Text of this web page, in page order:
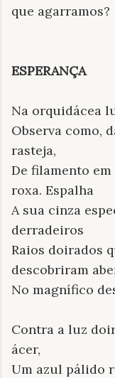
que agarramos?
ESPERANÇA
Na orquidácea
Observa como,
rasteja,
De filamento
roxa. Espalha
A sua cinza
derradeiros
Raios doirados
descobriram
No magnífico
Contra a luz
ácer,
Um azul pálido